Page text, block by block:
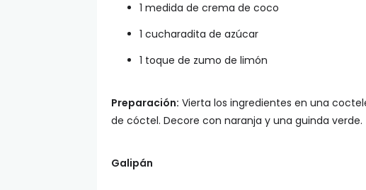
1 medida de crema de coco
1 cucharadita de azúcar
1 toque de zumo de limón
Preparación: Vierta los ingredientes en una
de cóctel. Decore con naranja y una guinda verde.
Galipán